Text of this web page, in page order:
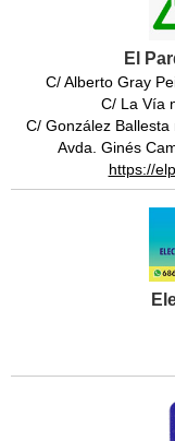
El
C/ Alberto Gray
C/ La Vía
C/ González
Avda. Ginés
https://